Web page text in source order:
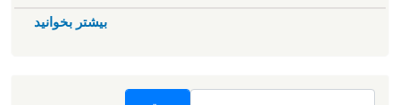
بیشتر بخوانید
جستجو